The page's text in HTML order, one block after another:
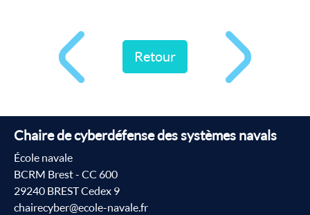
Retour
Chaire de cyberdéfense des systèmes navals
École navale
BCRM Brest - CC 600
29240 BREST Cedex 9
chairecyber@ecole-navale.fr